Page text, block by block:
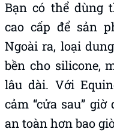
Bạn có thể dùng
cao cấp để sản
Ngoài ra, loại
bền cho silicone,
lâu dài. Với
cảm “cửa sau”
an toàn hơn bao